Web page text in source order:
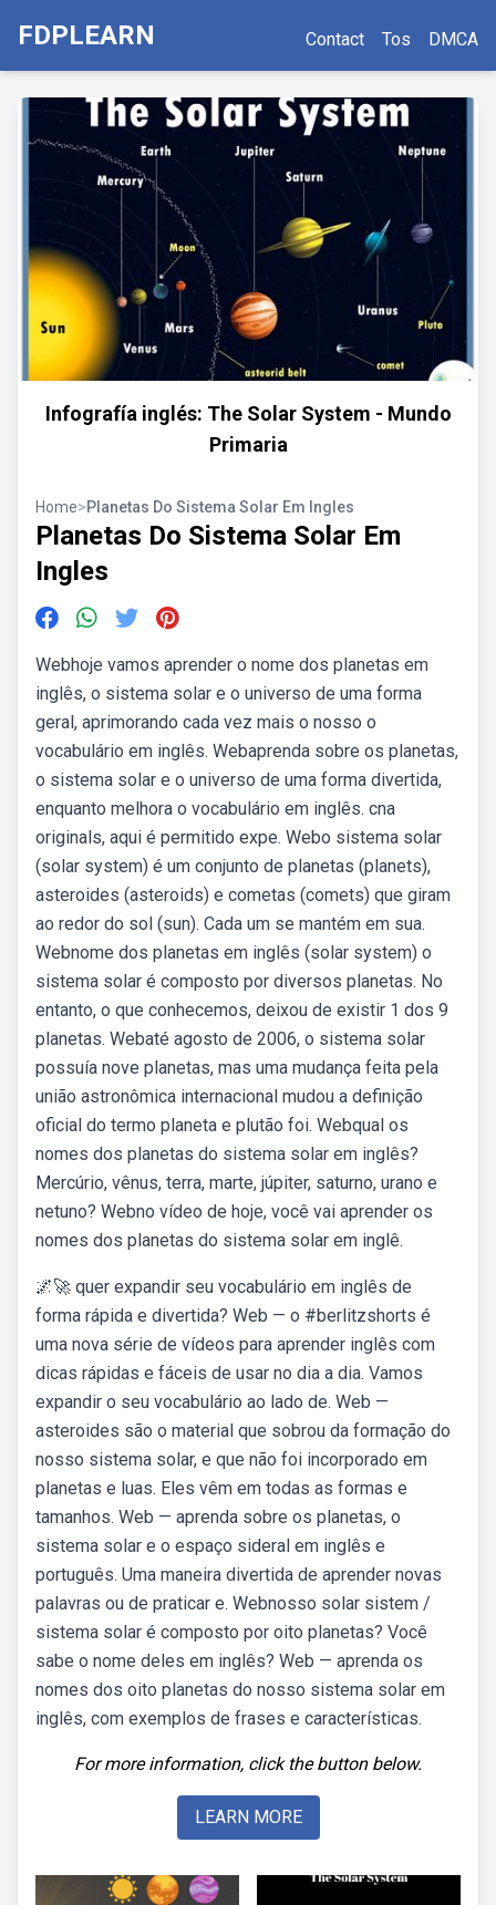
FDPLEARN Contact Tos DMCA
Infografía inglés: The Solar System - Mundo
Primaria
Home>Planetas Do Sistema Solar Em Ingles
Planetas Do Sistema Solar Em
Ingles
Webhoje vamos aprender o nome dos planetas em
inglês, o sistema solar e o universo de uma forma
geral, aprimorando cada vez mais o nosso o
vocabulário em inglês. Webaprenda sobre os planetas,
o sistema solar e o universo de uma forma divertida,
enquanto melhora o vocabulário em inglês. cna
originals, aqui é permitido expe. Webo sistema solar
(solar system) é um conjunto de planetas (planets),
asteroides (asteroids) e cometas (comets) que giram
ao redor do sol (sun). Cada um se mantém em sua.
Webnome dos planetas em inglês (solar system) o
sistema solar é composto por diversos planetas. No
entanto, o que conhecemos, deixou de existir 1 dos 9
planetas. Webaté agosto de 2006, o sistema solar
possuía nove planetas, mas uma mudança feita pela
união astronômica internacional mudou a definição
oficial do termo planeta e plutão foi. Webqual os
nomes dos planetas do sistema solar em inglês?
Mercúrio, vênus, terra, marte, júpiter, saturno, urano e
netuno? Webno vídeo de hoje, você vai aprender os
nomes dos planetas do sistema solar em inglê.
🌌🚀 quer expandir seu vocabulário em inglês de
forma rápida e divertida? Web — o #berlitzshorts é
uma nova série de vídeos para aprender inglês com
dicas rápidas e fáceis de usar no dia a dia. Vamos
expandir o seu vocabulário ao lado de. Web —
asteroides são o material que sobrou da formação do
nosso sistema solar, e que não foi incorporado em
planetas e luas. Eles vêm em todas as formas e
tamanhos. Web — aprenda sobre os planetas, o
sistema solar e o espaço sideral em inglês e
português. Uma maneira divertida de aprender novas
palavras ou de praticar e. Webnosso solar sistem /
sistema solar é composto por oito planetas? Você
sabe o nome deles em inglês? Web — aprenda os
nomes dos oito planetas do nosso sistema solar em
inglês, com exemplos de frases e características.
For more information, click the button below.
LEARN MORE